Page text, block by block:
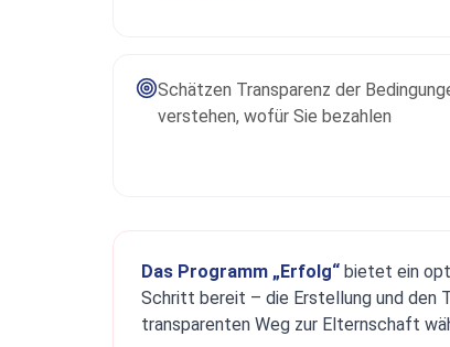
Schätzen Transparenz der
verstehen, wofür Sie bezahlen
Das Programm „Erfolg“ bietet ein
Schritt bereit – die Erstellung und den
transparenten Weg zur Elternschaft